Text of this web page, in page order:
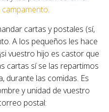
.
cartas y postales (sí,
A los pequeños les hace
vuestro hijo es castor que
cartas sí se las repartimos
durante las comidas. Es
y unidad de vuestro
postal: